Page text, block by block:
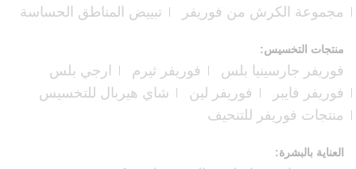
مجموعة الكرش من فوريفر
تبييض المناطق الحساسة
منتجات التخسيس:
فوريفر جارسينيا بلس فوريفر ثيرم
ارجي بلس
فوريفر فايبر
فوريفر لين
شاي هيربال للتخسيس
منتجات فوريفر للتنحيف
العناية بالبشرة: